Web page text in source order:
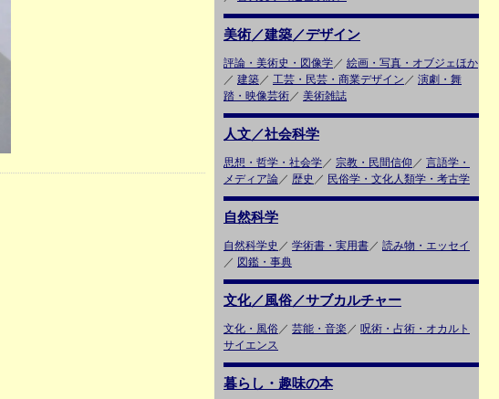
美術／建築／デザイン
評論・美術史・図像学／ 絵画・写真・オブジェほか
／ 建築／ 工芸・民芸・商業デザイン ／ 演劇・舞
踏・映像芸術／ 美術雑誌
人文／社会科学
思想・哲学・社会学／ 宗教・民間信仰 ／ 言語学・
メディア論／ 歴史 ／ 民俗学・文化人類学・考古学
自然科学
自然科学史 ／ 学術書・実用書／ 読み物・エッセイ
／ 図鑑・事典
文化／風俗／サブカルチャー
文化・風俗／ 芸能・音楽 ／ 呪術・占術・オカルト
サイエンス
暮らし・趣味の本